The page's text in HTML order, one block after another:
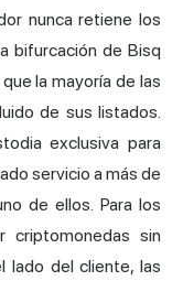
nunca retiene los
bifurcación de Bisq
la mayoría de las
de sus listados.
exclusiva para
servicio a más de
de ellos. Para los
criptomonedas sin
lado del cliente, las